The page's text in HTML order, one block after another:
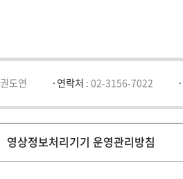
권도연 연락처 : 02-3156-7022
영상정보처리기기 운영관리방침